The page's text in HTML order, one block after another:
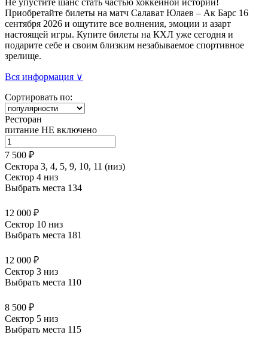
Приобретайте билеты на матч Салават Юлаев – Ак Барс 16
сентября 2026 и ощутите все волнения, эмоции и азарт
настоящей игры. Купите билеты на КХЛ уже сегодня и
подарите себе и своим близким незабываемое спортивное
зрелище.
Вся информация ∨
Сортировать по:
Ресторан
питание НЕ включено
7 500 ₽
Сектора 3, 4, 5, 9, 10, 11 (низ)
Сектор 4 низ
Выбрать места 134
12 000 ₽
Сектор 10 низ
Выбрать места 181
12 000 ₽
Сектор 3 низ
Выбрать места 110
8 500 ₽
Сектор 5 низ
Выбрать места 115